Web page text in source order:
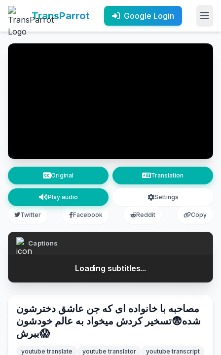
TransParrot Google Login
Original Translation
Play audio Settings
Twitter Facebook Reddit Copy
Captions
Loading subtitles...
مصاحبه با خانواده ای که جن عاشق دخترشون
شده😨تسخیر کردش میخواد به عالم خودشون
ببرش😱
youtube translate youtube translator
youtube transcript